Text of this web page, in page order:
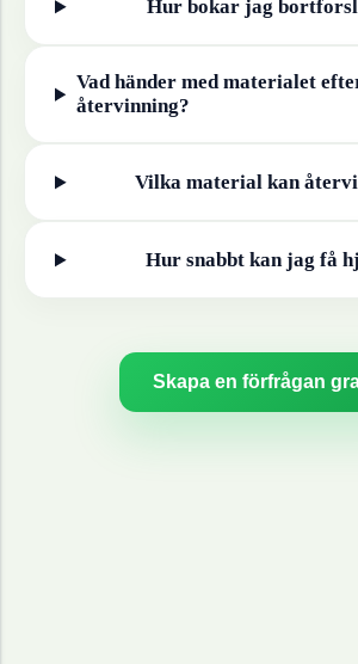
Hur bokar jag
Vad händer med materialet
återvinning?
Vilka material kan
Hur snabbt kan jag få
Skapa en förfrågan